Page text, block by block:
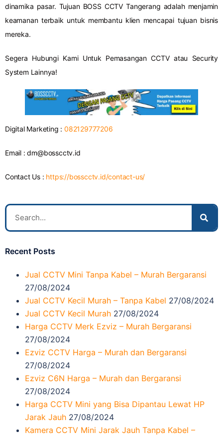
dinamika pasar. Tujuan BOSS CCTV Tangerang adalah menjamin
keamanan terbaik untuk membantu klien mencapai tujuan bisnis
mereka.
Segera Hubungi Kami Untuk Pemasangan CCTV atau Security
System Lainnya!
Digital Marketing :082129777206
Email :dm@bosscctv.id
Contact Us : https://bosscctv.id/contact-us/
Recent Posts
Jual CCTV Mini Tanpa Kabel – Murah Bergaransi
27/08/2024
Jual CCTV Kecil Murah – Tanpa Kabel 27/08/2024
Jual CCTV Kecil Murah 27/08/2024
Harga CCTV Merk Ezviz – Murah Bergaransi
27/08/2024
Ezviz CCTV Harga – Murah dan Bergaransi
27/08/2024
Ezviz C6N Harga – Murah dan Bergaransi
27/08/2024
Harga CCTV Mini yang Bisa Dipantau Lewat HP
Jarak Jauh 27/08/2024
Kamera CCTV Mini Jarak Jauh Tanpa Kabel –